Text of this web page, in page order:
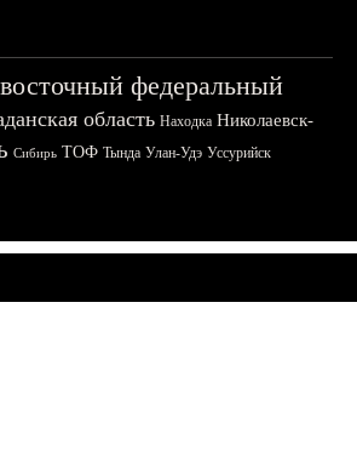
федеральный
область Находка Николаевск-
Сибирь ТОФ Тында Улан-Удэ Уссурийск